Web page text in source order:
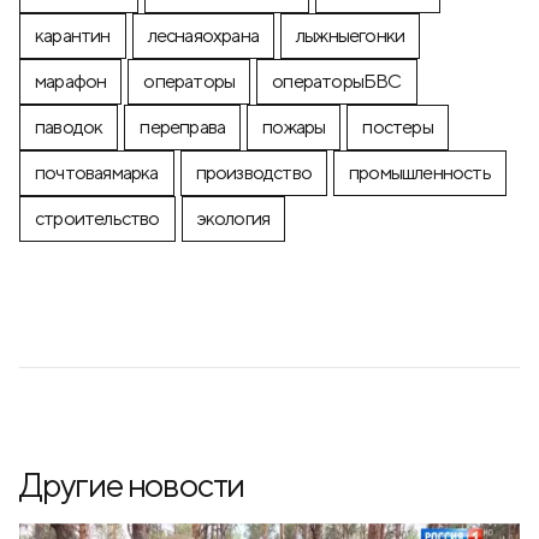
карантин
леснаяохрана
лыжныегонки
марафон
операторы
операторыБВС
паводок
переправа пожары
постеры
почтоваямарка
производство
промышленность
строительство
экология
Другие новости